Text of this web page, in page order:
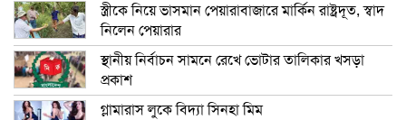
স্ত্রীকে নিয়ে ভাসমান পেয়ারাবাজারে মার্কিন রাষ্ট্রদূত, স্বাদ
নিলেন পেয়ারার
স্থানীয় নির্বাচন সামনে রেখে ভোটার তালিকার খসড়া
প্রকাশ
গ্লামারাস লুকে বিদ্যা সিনহা মিম